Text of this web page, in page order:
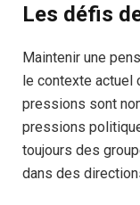
Les défis
Maintenir une
le contexte actuel
pressions sont
pressions
toujours des
dans des